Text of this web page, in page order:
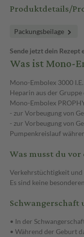
Produktdetails/
Packungsbeilage
Sende jetzt dein Rezept
Was ist Mono-
Mono-Embolex 3000
Heparin aus der
Mono-Embolex
- zur Vorbeugung von
- zur Vorbeugung von
Pumpenkreislauf
Was musst du vor
Verkehrstüchtigkeit und
Es sind keine
Schwangerschaft
• In der
• Während der Geburt